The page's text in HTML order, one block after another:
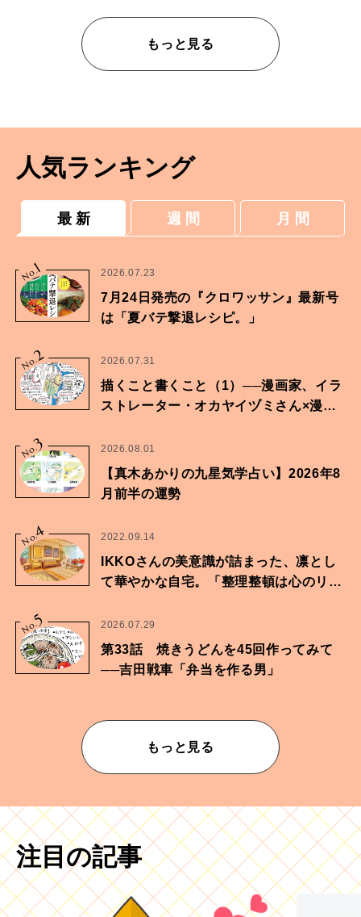
もっと見る
人気ランキング
最 新 週 間 月 間
No.
1 2026.07.23
7月24日発売の『クロワッサン』最新号
は「夏バテ撃退レシピ。」
No.2 2026.07.31
描くこと書くこと（1）──漫画家、イラ
ストレーター・オカヤイヅミさん×漫画
No.
3 2026.08.01
【真木あかりの九星気学占い】2026年8
月前半の運勢
No.
4 2022.09.14
IKKOさんの美意識が詰まった、凛とし
て華やかな自宅。「整理整頓は心のリズ
No.
5 2026.07.29
第33話 焼きうどんを45回作ってみて
──吉田戦車「弁当を作る男」
もっと見る
注目の記事